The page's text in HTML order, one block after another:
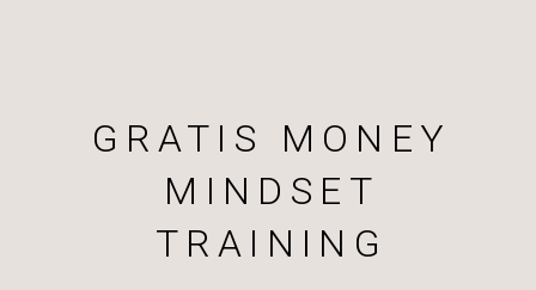
GRATIS MONEY
MINDSET
TRAINING